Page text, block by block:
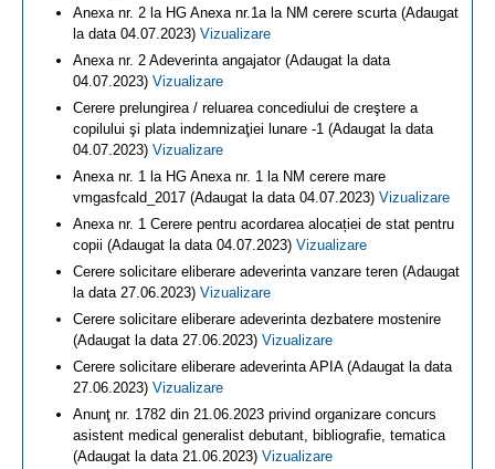
Anexa nr. 2 la HG Anexa nr.1a la NM cerere scurta (Adaugat
la data 04.07.2023) Vizualizare
Anexa nr. 2 Adeverinta angajator (Adaugat la data
04.07.2023) Vizualizare
Cerere prelungirea / reluarea concediului de creştere a
copilului şi plata indemnizaţiei lunare -1 (Adaugat la data
04.07.2023) Vizualizare
Anexa nr. 1 la HG Anexa nr. 1 la NM cerere mare
vmgasfcald_2017 (Adaugat la data 04.07.2023) Vizualizare
Anexa nr. 1 Cerere pentru acordarea alocației de stat pentru
copii (Adaugat la data 04.07.2023) Vizualizare
Cerere solicitare eliberare adeverinta vanzare teren (Adaugat
la data 27.06.2023) Vizualizare
Cerere solicitare eliberare adeverinta dezbatere mostenire
(Adaugat la data 27.06.2023) Vizualizare
Cerere solicitare eliberare adeverinta APIA (Adaugat la data
27.06.2023) Vizualizare
Anunţ nr. 1782 din 21.06.2023 privind organizare concurs
asistent medical generalist debutant, bibliografie, tematica
(Adaugat la data 21.06.2023) Vizualizare